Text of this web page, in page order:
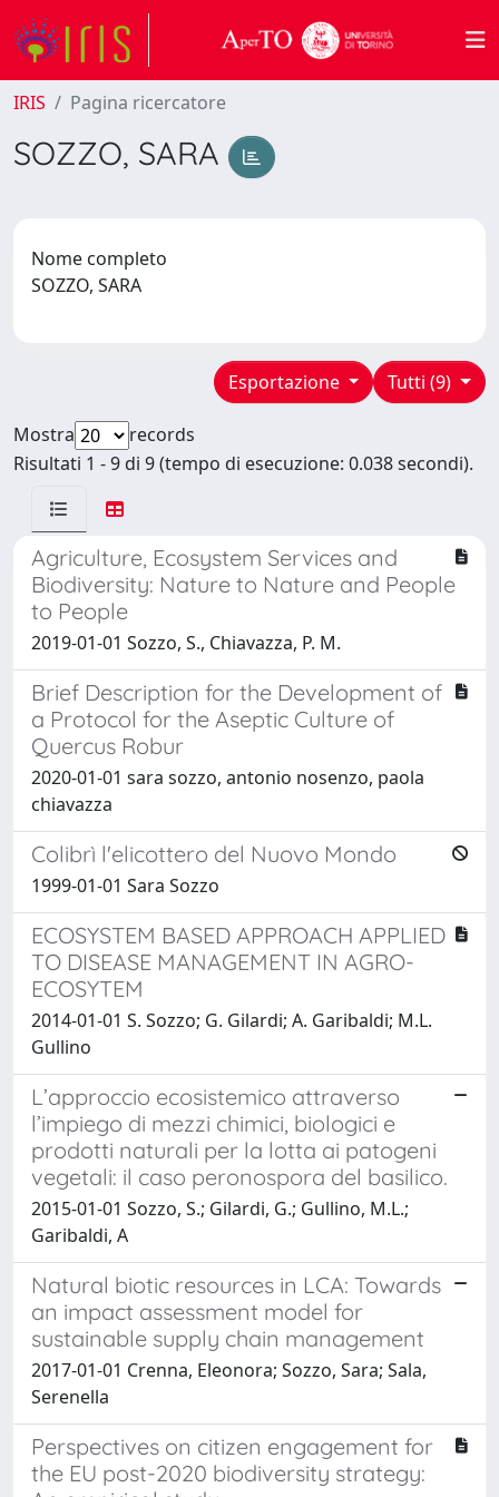
IRIS Pagina ricercatore
SOZZO, SARA
Nome completo
SOZZO, SARA
Tutti (9)
Esportazione
Mostra
records
Risultati 1 - 9 di 9 (tempo di esecuzione: 0.038 secondi).
Agriculture, Ecosystem Services and
Biodiversity: Nature to Nature and People
to People
2019-01-01 Sozzo, S., Chiavazza, P. M.
Brief Description for the Development of
a Protocol for the Aseptic Culture of
Quercus Robur
2020-01-01 sara sozzo, antonio nosenzo, paola
chiavazza
Colibrì l'elicottero del Nuovo Mondo
1999-01-01 Sara Sozzo
ECOSYSTEM BASED APPROACH APPLIED
TO DISEASE MANAGEMENT IN AGRO-
ECOSYTEM
2014-01-01 S. Sozzo; G. Gilardi; A. Garibaldi; M.L.
Gullino
L’approccio ecosistemico attraverso
l’impiego di mezzi chimici, biologici e
prodotti naturali per la lotta ai patogeni
vegetali: il caso peronospora del basilico.
2015-01-01 Sozzo, S.; Gilardi, G.; Gullino, M.L.;
Garibaldi, A
Natural biotic resources in LCA: Towards
an impact assessment model for
sustainable supply chain management
2017-01-01 Crenna, Eleonora; Sozzo, Sara; Sala,
Serenella
Perspectives on citizen engagement for
the EU post-2020 biodiversity strategy: